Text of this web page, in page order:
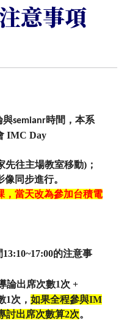
意事項
與semianr時間，本系
IMC Day
先往主場教室移動) ；
像同步進行。
，當天改為參加台積電
13:10~17:00的注意事
論出席次數1次 +
1次， 如果全程參與IM
討出席次數算2次。